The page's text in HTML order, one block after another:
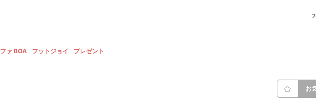
ァ BOA フットジョイ プレゼント
お